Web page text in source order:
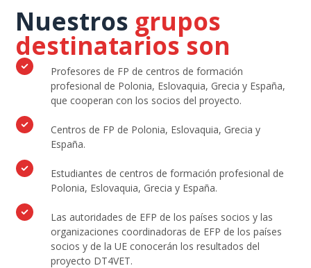
Nuestros grupos
destinatarios son
Profesores de FP de centros de formación
profesional de Polonia, Eslovaquia, Grecia y España,
que cooperan con los socios del proyecto.
Centros de FP de Polonia, Eslovaquia, Grecia y
España.
Estudiantes de centros de formación profesional de
Polonia, Eslovaquia, Grecia y España.
Las autoridades de EFP de los países socios y las
organizaciones coordinadoras de EFP de los países
socios y de la UE conocerán los resultados del
proyecto DT4VET.